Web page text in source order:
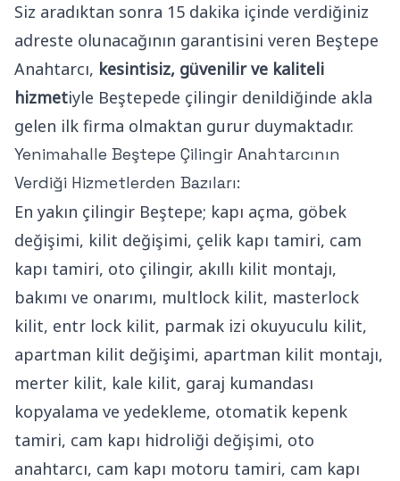
Siz aradıktan sonra 15 dakika içinde verdiğiniz
adreste olunacağının garantisini veren Beştepe
Anahtarcı, kesintisiz, güvenilir ve kaliteli
hizmetiyle Beştepede çilingir denildiğinde akla
gelen ilk firma olmaktan gurur duymaktadır.
Yenimahalle Beştepe Çilingir Anahtarcının
Verdiği Hizmetlerden Bazıları:
En yakın çilingir Beştepe; kapı açma, göbek
değişimi, kilit değişimi, çelik kapı tamiri, cam
kapı tamiri, oto çilingir, akıllı kilit montajı,
bakımı ve onarımı, multlock kilit, masterlock
kilit, entr lock kilit, parmak izi okuyuculu kilit,
apartman kilit değişimi, apartman kilit montajı,
merter kilit, kale kilit, garaj kumandası
kopyalama ve yedekleme, otomatik kepenk
tamiri, cam kapı hidroliği değişimi, oto
anahtarcı, cam kapı motoru tamiri, cam kapı